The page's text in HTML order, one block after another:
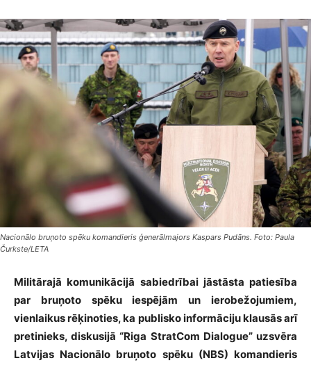
Nacionālo bruņoto spēku komandieris ģenerālmajors Kaspars Pudāns. Foto: Paula
Čurkste/LETA
Militārajā komunikācijā sabiedrībai jāstāsta patiesība
par bruņoto spēku iespējām un ierobežojumiem,
vienlaikus rēķinoties, ka publisko informāciju klausās arī
pretinieks, diskusijā “Riga StratCom Dialogue” uzsvēra
Latvijas Nacionālo bruņoto spēku (NBS) komandieris